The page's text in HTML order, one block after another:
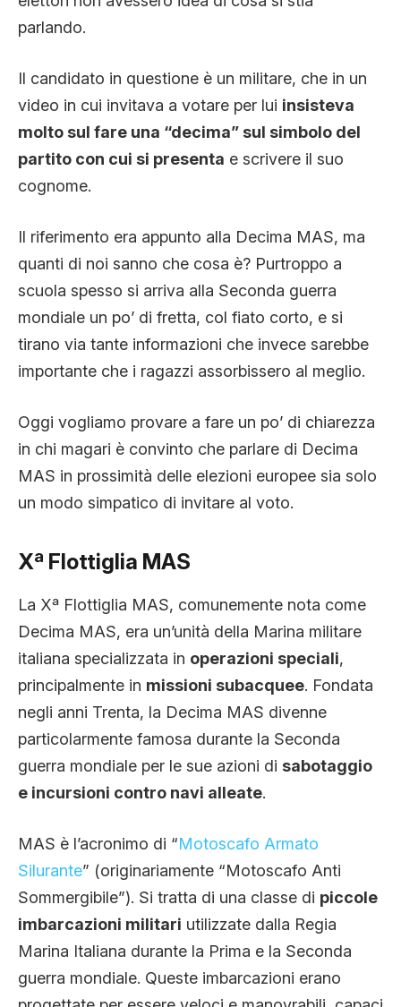
parlando.
Il candidato in questione è un militare, che in un
video in cui invitava a votare per lui insisteva
molto sul fare una “decima” sul simbolo del
partito con cui si presenta e scrivere il suo
cognome.
Il riferimento era appunto alla Decima MAS, ma
quanti di noi sanno che cosa è? Purtroppo a
scuola spesso si arriva alla Seconda guerra
mondiale un po’ di fretta, col fiato corto, e si
tirano via tante informazioni che invece sarebbe
importante che i ragazzi assorbissero al meglio.
Oggi vogliamo provare a fare un po’ di chiarezza
in chi magari è convinto che parlare di Decima
MAS in prossimità delle elezioni europee sia solo
un modo simpatico di invitare al voto.
Xª Flottiglia MAS
La Xª Flottiglia MAS, comunemente nota come
Decima MAS, era un’unità della Marina militare
italiana specializzata in operazioni speciali,
principalmente in missioni subacquee. Fondata
negli anni Trenta, la Decima MAS divenne
particolarmente famosa durante la Seconda
guerra mondiale per le sue azioni di sabotaggio
e incursioni contro navi alleate.
MAS è l’acronimo di “Motoscafo Armato
Silurante” (originariamente “Motoscafo Anti
Sommergibile”). Si tratta di una classe di piccole
imbarcazioni militari utilizzate dalla Regia
Marina Italiana durante la Prima e la Seconda
guerra mondiale. Queste imbarcazioni erano